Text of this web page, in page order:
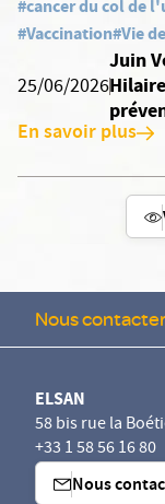
#cancer du col de
#Vaccination#Vie
25/06/2026
Juin
En savoir plus
Nous
ELSAN
58 bis rue la
+33 1 58 56 16 80
Nous